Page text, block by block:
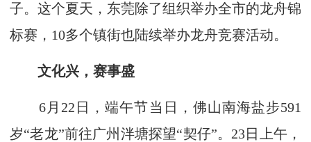
子。这个夏天，东莞除了组织举办全市的龙舟锦
标赛，10多个镇街也陆续举办龙舟竞赛活动。
文化兴，赛事盛
6月22日，端午节当日，佛山南海盐步591
岁“老龙”前往广州泮塘探望“契仔”。23日上午，